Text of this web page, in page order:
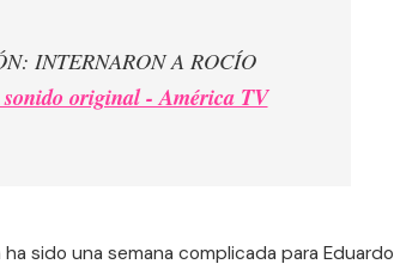
INTERNARON A ROCÍO
original - América TV
sido una semana complicada para Eduardo